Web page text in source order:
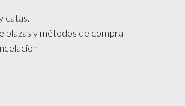
catas.
plazas y métodos de compra